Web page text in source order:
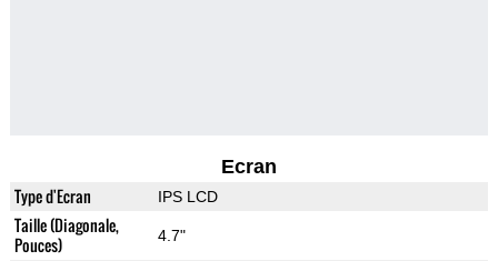
Ecran
Type d'Ecran IPS LCD
Taille (Diagonale,
Pouces)
4.7"